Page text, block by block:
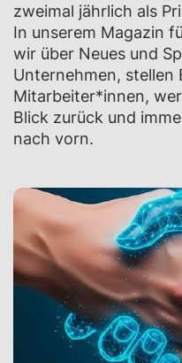
zweimal jährlich als
In unserem Magazin
wir über Neues und
Unternehmen, stellen
Mitarbeiter*innen,
Blick zurück und
nach vorn.